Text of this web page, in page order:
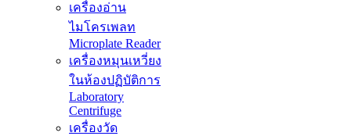
เครื่องอ่าน
ไมโครเพลท
Microplate Reader
เครื่องหมุนเหวี่ยง
ในห้องปฏิบัติการ
Laboratory
Centrifuge
เครื่องวัด